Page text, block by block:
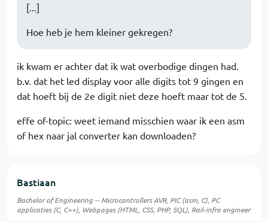
[...]
Hoe heb je hem kleiner gekregen?
ik kwam er achter dat ik wat overbodige dingen had.
b.v. dat het led display voor alle digits tot 9 gingen en
dat hoeft bij de 2e digit niet deze hoeft maar tot de 5.
effe of-topic: weet iemand misschien waar ik een asm
of hex naar jal converter kan downloaden?
Bastiaan
Bachelor of Engineering -- Microcontrollers AVR, PIC (asm, C), PC
applicaties (C, C++), Webpages (HTML, CSS, PHP, SQL), Rail-infra engineer